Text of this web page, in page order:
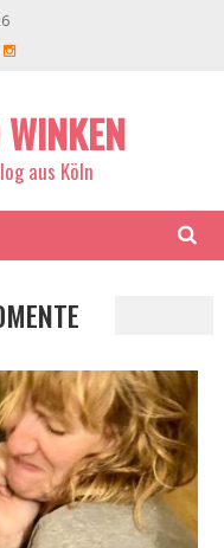
aus Köln